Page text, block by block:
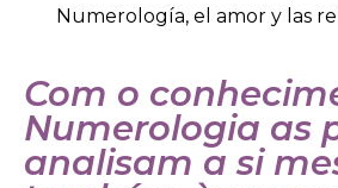
Numerología, el amor y las
Com o
Numerologia as
analisam a si